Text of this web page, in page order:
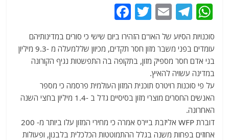
W
at
s
A
p
p
T
el
e
g
ra
m
E
ai
l
T
itt
er
c
e
o
k
סוכנויות הסיוע של האו"ם הזהירו ביום שישי כי סורים במדינותיהם
עומדים בפני משבר מזון חסר תקדים, מכיוון שללמעלה מ -9.3 מיליון
בני אדם חסר מספיק מזון, בתקופה בה התפשטות נגיף הקורונה
במדינה עשויה להאיץ.
על פי סוכנות רויטרס תוכנית המזון העולמית פרסמה כי מספר
האנשים החסרים מוצרי מזון בסיסיים גדל ב -1.4 מיליון בחצי השנה
האחרונה.
דוברת WFP אליזבת ביירס אמרה כי מחירי המזון עלו ביותר מ- 200
אחוזים בפחות משנה בגלל ההתמוטטות הכלכלית בלבנון, ופעולות